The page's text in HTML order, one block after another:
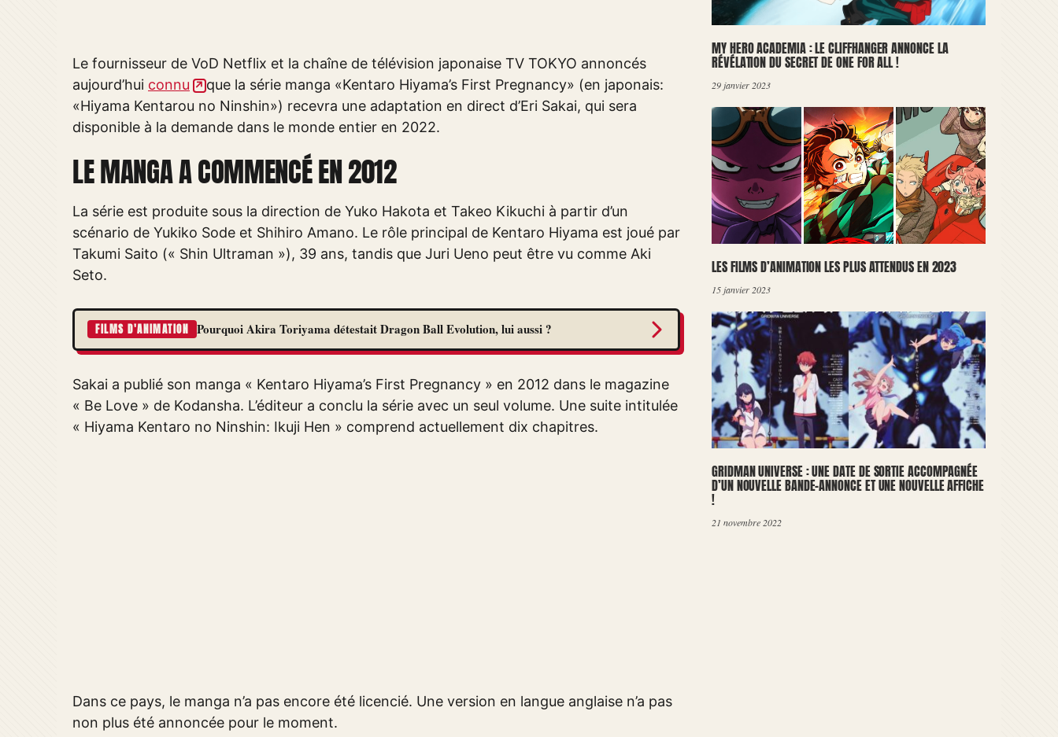
Le fournisseur de VoD Netflix et la chaîne de télévision japonaise TV TOKYO annoncés
aujourd’hui connu
que la série manga «Kentaro Hiyama’s First Pregnancy» (en japonais:
«Hiyama Kentarou no Ninshin») recevra une adaptation en direct d’Eri Sakai, qui sera
disponible à la demande dans le monde entier en 2022.
LE MANGA A COMMENCÉ EN 2012
La série est produite sous la direction de Yuko Hakota et Takeo Kikuchi à partir d’un
scénario de Yukiko Sode et Shihiro Amano. Le rôle principal de Kentaro Hiyama est joué par
Takumi Saito (« Shin Ultraman »), 39 ans, tandis que Juri Ueno peut être vu comme Aki
Seto.
FILMS D'ANIMATION Pourquoi Akira Toriyama détestait Dragon Ball Evolution, lui aussi ?
Sakai a publié son manga « Kentaro Hiyama’s First Pregnancy » en 2012 dans le magazine
« Be Love » de Kodansha. L’éditeur a conclu la série avec un seul volume. Une suite intitulée
« Hiyama Kentaro no Ninshin: Ikuji Hen » comprend actuellement dix chapitres.
Dans ce pays, le manga n’a pas encore été licencié. Une version en langue anglaise n’a pas
non plus été annoncée pour le moment.
MY HERO ACADEMIA : LE CLIFFHANGER ANNONCE LA
RÉVÉLATION DU SECRET DE ONE FOR ALL !
29 janvier 2023
LES FILMS D’ANIMATION LES PLUS ATTENDUS EN 2023
15 janvier 2023
GRIDMAN UNIVERSE : UNE DATE DE SORTIE ACCOMPAGNÉE
D’UN NOUVELLE BANDE-ANNONCE ET UNE NOUVELLE AFFICHE
!
21 novembre 2022